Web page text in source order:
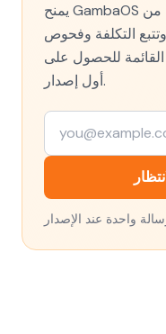
يمنح GambaOS نسختك من OpenClaw واجهة
التكلفة وفحوص
للحصول على
أول إصدار.